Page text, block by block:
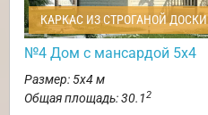
КАРКАС ИЗ СТРОГАНОЙ ДОСКИ
№4 Дом с мансардой 5х4
Размер: 5х4 м
Общая площадь: 30.12